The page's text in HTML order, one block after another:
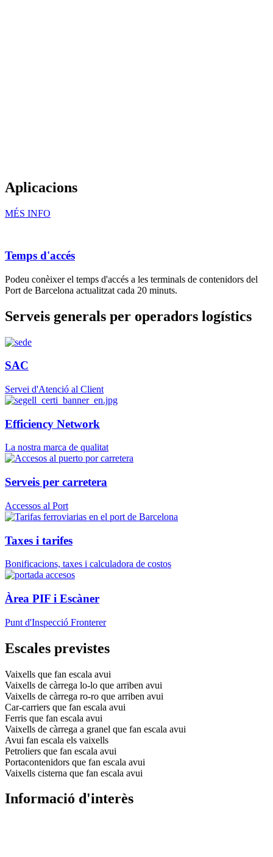
Aplicacions
MÉS INFO
Temps d'accés
Podeu conèixer el temps d'accés a les terminals de contenidors del
Port de Barcelona actualitzat cada 20 minuts.
Serveis generals per operadors logístics
SAC
Servei d'Atenció al Client
Efficiency Network
La nostra marca de qualitat
Serveis per carretera
Accessos al Port
Taxes i tarifes
Bonificacions, taxes i calculadora de costos
Àrea PIF i Escàner
Punt d'Inspecció Fronterer
Escales previstes
Vaixells que fan escala avui
Vaixells de càrrega lo-lo que arriben avui
Vaixells de càrrega ro-ro que arriben avui
Car-carriers que fan escala avui
Ferris que fan escala avui
Vaixells de càrrega a granel que fan escala avui
Avui fan escala els vaixells
Petroliers que fan escala avui
Portacontenidors que fan escala avui
Vaixells cisterna que fan escala avui
Informació d'interès